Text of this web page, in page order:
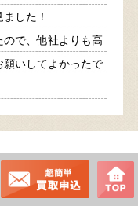
した！
で、他社よりも高
願いしてよかったで